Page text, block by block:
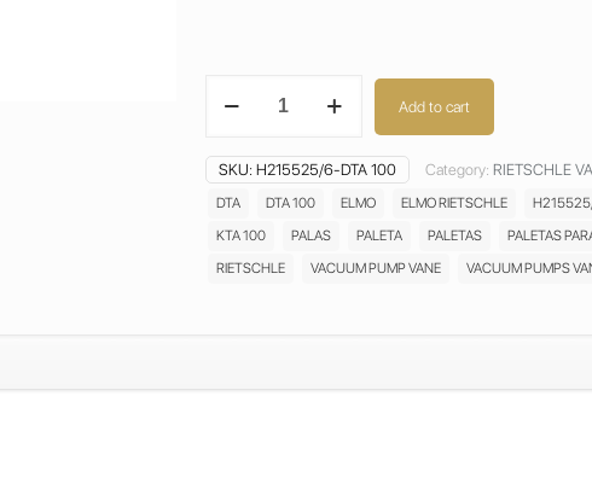
RIETSCHLE
100
VANES
PALETAS
ASPAS
ALETAS
VACIO
Add to cart
SKU: H215525/6-DTA 100 Category: RIETSCHLE
DTA
DTA 100 ELMO ELMO RIETSCHLE
KTA 100
PALAS PALETA PALETAS PALETAS
RIETSCHLE
VACUUM PUMP VANE VACUUM PUMPS